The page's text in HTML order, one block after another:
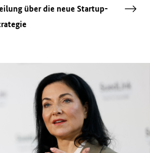
über die neue Startup-